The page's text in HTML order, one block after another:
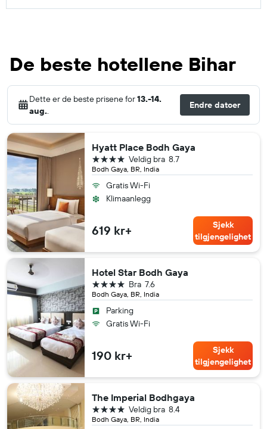
De beste hotellene Bihar
Dette er de beste prisene for13.-14.
aug.
Endre datoer
Hyatt Place Bodh Gaya
Bodh Gaya, BR, India
8.7
Veldig bra
4 stjerner
Gratis Wi-Fi
Klimaanlegg
619 kr+
Sjekk
tilgjengelighet
Hotel Star Bodh Gaya
Bodh Gaya, BR, India
7.6
Bra
4 stjerner
Parking
Gratis Wi-Fi
190 kr+
Sjekk
tilgjengelighet
The Imperial Bodhgaya
Bodh Gaya, BR, India
8.4
Veldig bra
4 stjerner